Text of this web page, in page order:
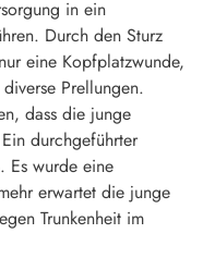
in ein
Durch den Sturz
eine Kopfplatzwunde,
Prellungen.
dass die junge
durchgeführter
wurde eine
erwartet die junge
Trunkenheit im